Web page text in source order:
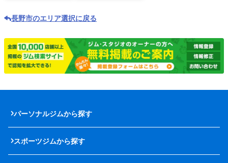
長野市のエリア選択に戻る
パーソナルジムから探す
スポーツジムから探す